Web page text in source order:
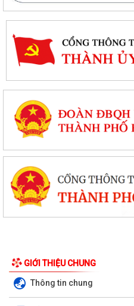
GIỚI THIỆU CHUNG
Thông tin chung